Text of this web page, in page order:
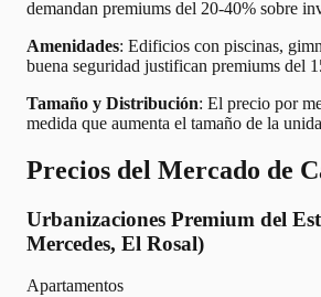
demandan premiums del 20-40% sobre
Amenidades: Edificios con piscinas,
buena seguridad justifican premiums del
Tamaño y Distribución: El precio por
medida que aumenta el tamaño de la
Precios del Mercado de
Urbanizaciones Premium del
Mercedes, El Rosal)
Apartamentos